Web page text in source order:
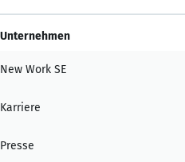
Unternehmen
New Work SE
Karriere
Presse